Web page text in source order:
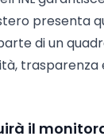
presenta
di un
trasparenza
il